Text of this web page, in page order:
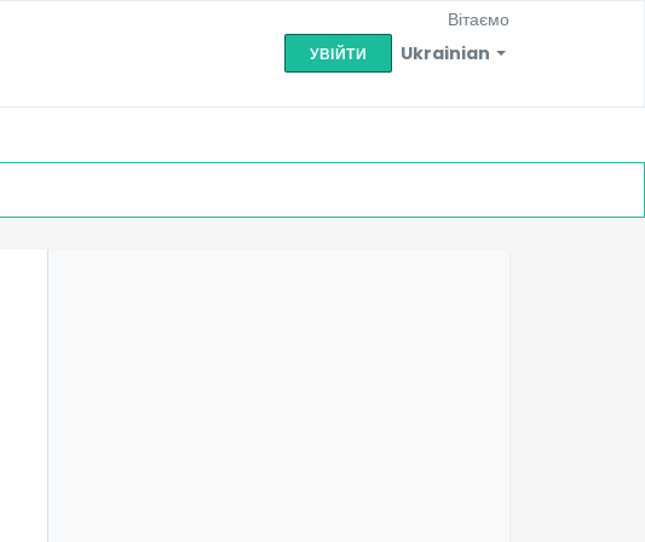
Ukrainian
Вітаємо
УВІЙТИ